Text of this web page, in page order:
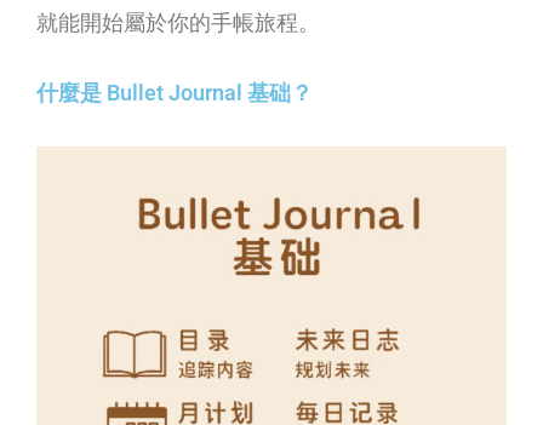
就能開始屬於你的手帳旅程。
什麼是 Bullet Journal 基础？
活